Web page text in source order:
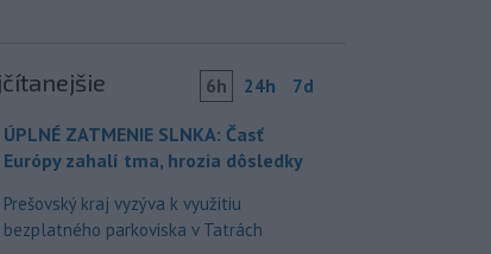
6h 24h 7d
ÚPLNÉ ZATMENIE SLNKA: Časť
Európy zahalí tma, hrozia dôsledky
Prešovský kraj vyzýva k využitiu
bezplatného parkoviska v Tatrách